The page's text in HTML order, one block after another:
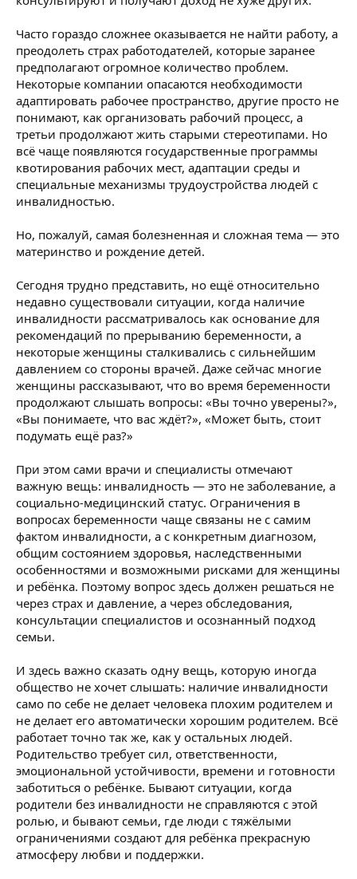
Часто гораздо сложнее оказывается не найти работу, а
преодолеть страх работодателей, которые заранее
предполагают огромное количество проблем.
Некоторые компании опасаются необходимости
адаптировать рабочее пространство, другие просто не
понимают, как организовать рабочий процесс, а
третьи продолжают жить старыми стереотипами. Но
всё чаще появляются государственные программы
квотирования рабочих мест, адаптации среды и
специальные механизмы трудоустройства людей с
инвалидностью.
Но, пожалуй, самая болезненная и сложная тема — это
материнство и рождение детей.
Сегодня трудно представить, но ещё относительно
недавно существовали ситуации, когда наличие
инвалидности рассматривалось как основание для
рекомендаций по прерыванию беременности, а
некоторые женщины сталкивались с сильнейшим
давлением со стороны врачей. Даже сейчас многие
женщины рассказывают, что во время беременности
продолжают слышать вопросы: «Вы точно уверены?»,
«Вы понимаете, что вас ждёт?», «Может быть, стоит
подумать ещё раз?»
При этом сами врачи и специалисты отмечают
важную вещь: инвалидность — это не заболевание, а
социально-медицинский статус. Ограничения в
вопросах беременности чаще связаны не с самим
фактом инвалидности, а с конкретным диагнозом,
общим состоянием здоровья, наследственными
особенностями и возможными рисками для женщины
и ребёнка. Поэтому вопрос здесь должен решаться не
через страх и давление, а через обследования,
консультации специалистов и осознанный подход
семьи.
И здесь важно сказать одну вещь, которую иногда
общество не хочет слышать: наличие инвалидности
само по себе не делает человека плохим родителем и
не делает его автоматически хорошим родителем. Всё
работает точно так же, как у остальных людей.
Родительство требует сил, ответственности,
эмоциональной устойчивости, времени и готовности
заботиться о ребёнке. Бывают ситуации, когда
родители без инвалидности не справляются с этой
ролью, и бывают семьи, где люди с тяжёлыми
ограничениями создают для ребёнка прекрасную
атмосферу любви и поддержки.